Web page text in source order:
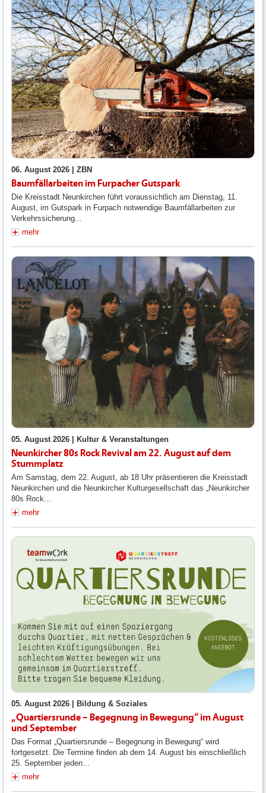
06. August 2026 | ZBN
Baumfällarbeiten im Furpacher Gutspark
Die Kreisstadt Neunkirchen führt voraussichtlich am Dienstag, 11.
August, im Gutspark in Furpach notwendige Baumfällarbeiten zur
Verkehrssicherung...
mehr
05. August 2026 | Kultur & Veranstaltungen
Neunkircher 80s Rock Revival am 22. August auf dem
Stummplatz
Am Samstag, dem 22. August, ab 18 Uhr präsentieren die Kreisstadt
Neunkirchen und die Neunkircher Kulturgesellschaft das „Neunkircher
80s Rock...
mehr
05. August 2026 | Bildung & Soziales
„Quartiersrunde – Begegnung in Bewegung“ im August
und September
Das Format „Quartiersrunde – Begegnung in Bewegung“ wird
fortgesetzt. Die Termine finden ab dem 14. August bis einschließlich
25. September jeden...
mehr